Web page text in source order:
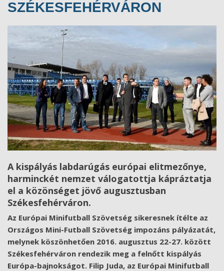
SZÉKESFEHÉRVÁRON
A kispályás labdarúgás európai elitmezőnye,
harminckét nemzet válogatottja kápráztatja
el a közönséget jövő augusztusban
Székesfehérváron.
Az Európai Minifutball Szövetség sikeresnek ítélte az
Országos Mini-Futball Szövetség impozáns pályázatát,
melynek köszönhetően 2016. augusztus 22-27. között
Székesfehérváron rendezik meg a felnőtt kispályás
Európa-bajnokságot. Filip Juda, az Európai Minifutball